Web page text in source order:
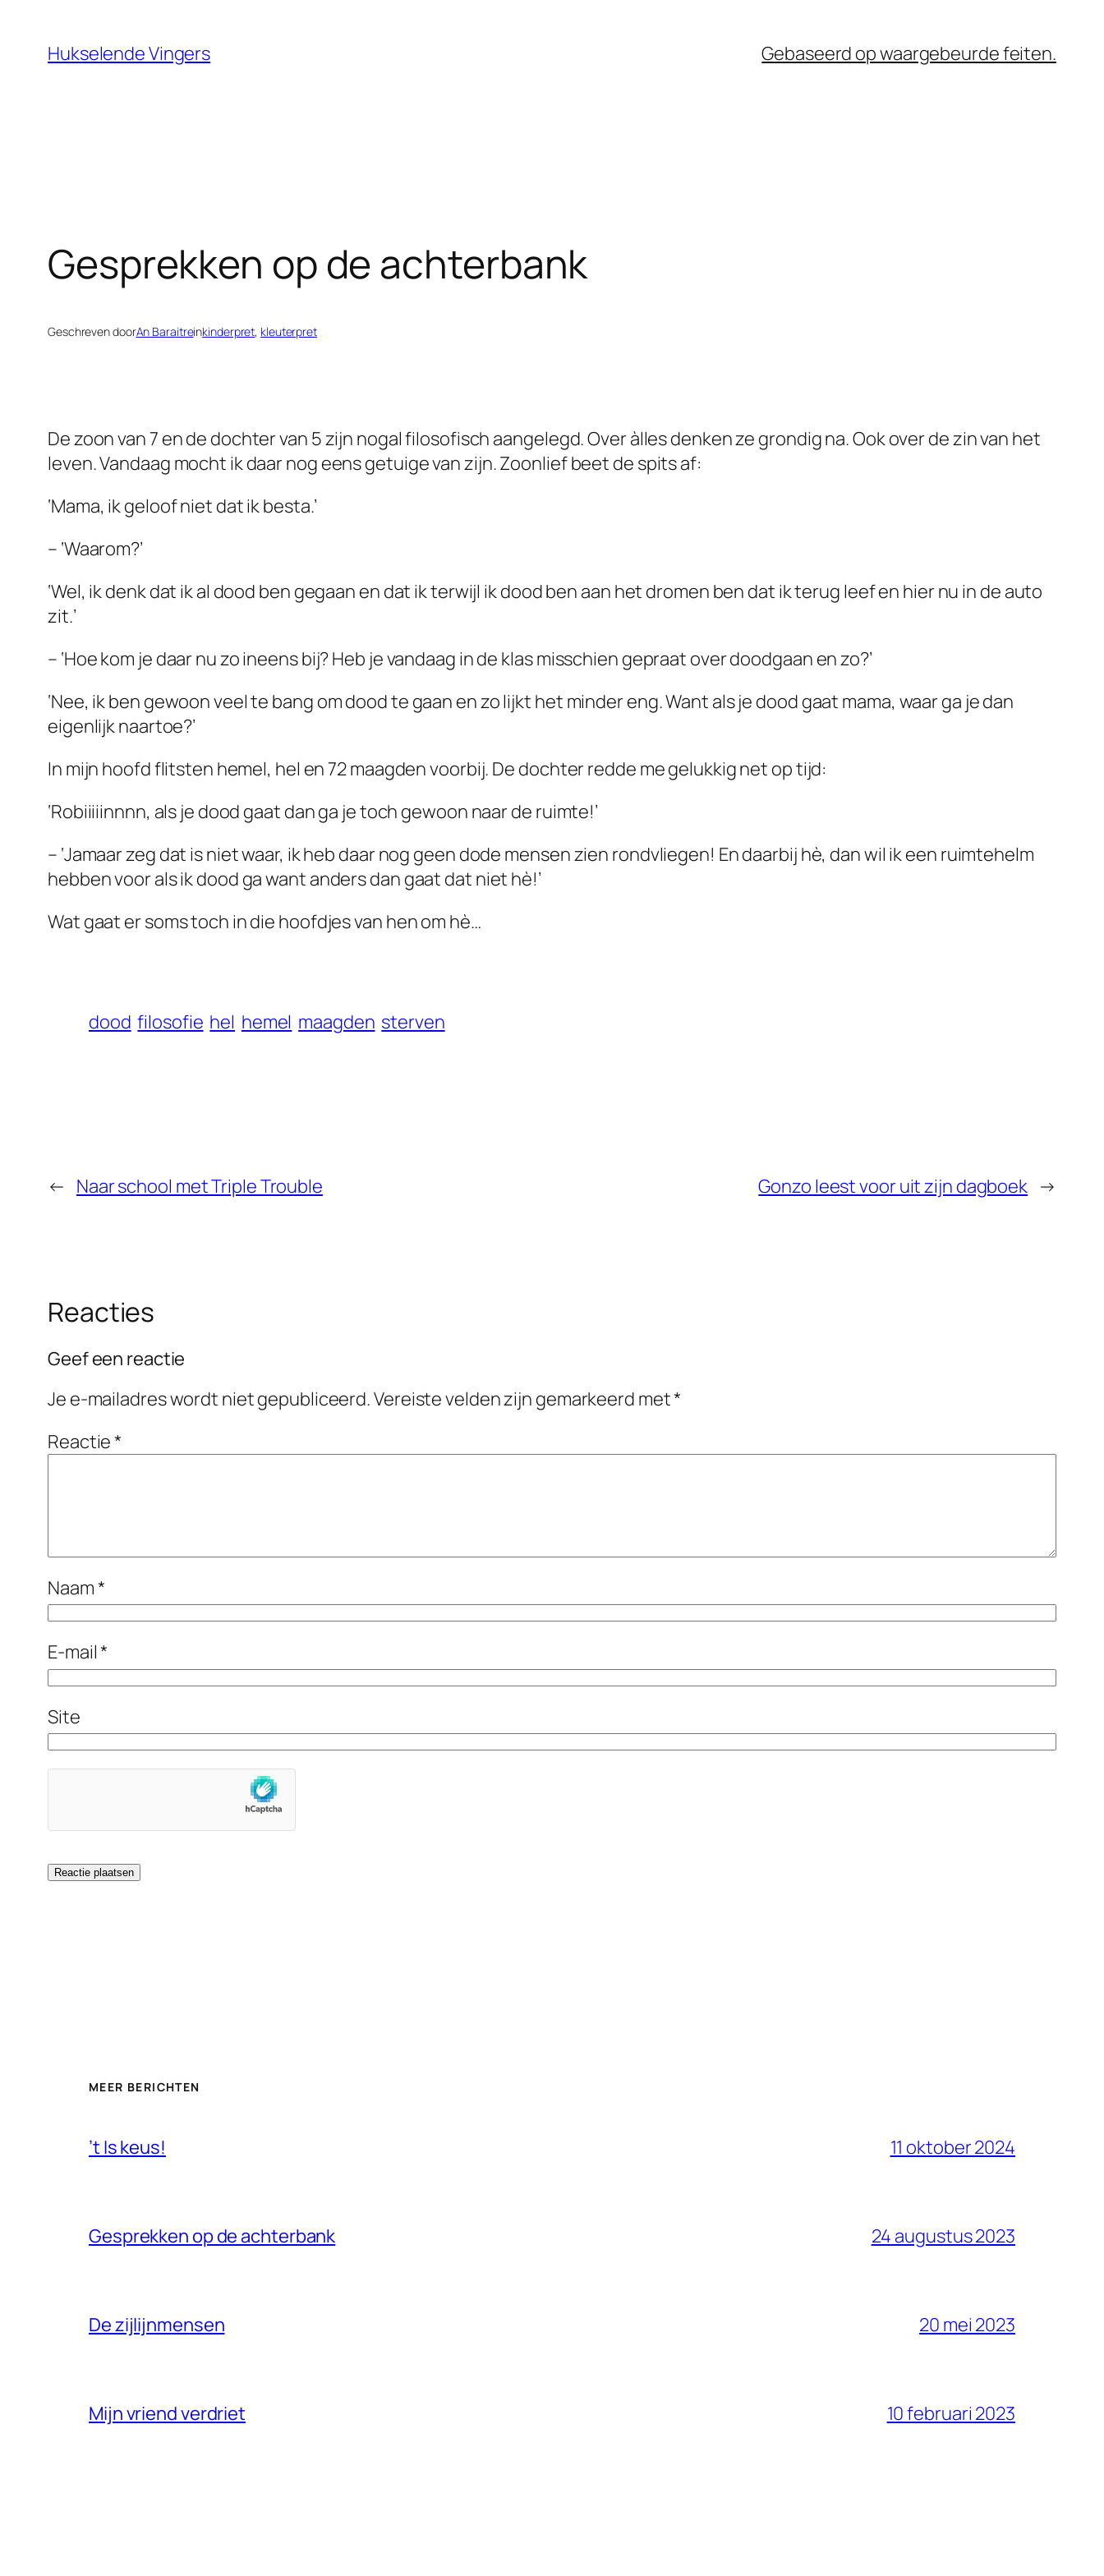
Hukselende Vingers Gebaseerd op waargebeurde feiten.
Gesprekken op de achterbank
Geschreven doorAn Baraitreinkinderpret, kleuterpret
De zoon van 7 en de dochter van 5 zijn nogal filosofisch aangelegd. Over àlles denken ze grondig na. Ook over de zin van het
leven. Vandaag mocht ik daar nog eens getuige van zijn. Zoonlief beet de spits af:
‘Mama, ik geloof niet dat ik besta.’
– ‘Waarom?’
‘Wel, ik denk dat ik al dood ben gegaan en dat ik terwijl ik dood ben aan het dromen ben dat ik terug leef en hier nu in de auto
zit.’
– ‘Hoe kom je daar nu zo ineens bij? Heb je vandaag in de klas misschien gepraat over doodgaan en zo?’
‘Nee, ik ben gewoon veel te bang om dood te gaan en zo lijkt het minder eng. Want als je dood gaat mama, waar ga je dan
eigenlijk naartoe?’
In mijn hoofd flitsten hemel, hel en 72 maagden voorbij. De dochter redde me gelukkig net op tijd:
‘Robiiiiinnnn, als je dood gaat dan ga je toch gewoon naar de ruimte!’
– ‘Jamaar zeg dat is niet waar, ik heb daar nog geen dode mensen zien rondvliegen! En daarbij hè, dan wil ik een ruimtehelm
hebben voor als ik dood ga want anders dan gaat dat niet hè!’
Wat gaat er soms toch in die hoofdjes van hen om hè…
dood filosofie hel hemel maagden sterven
← Naar school met Triple Trouble Gonzo leest voor uit zijn dagboek →
Reacties
Geef een reactie
Je e-mailadres wordt niet gepubliceerd.Vereiste velden zijn gemarkeerd met*
Reactie*
Naam*
E-mail*
Site
MEER BERICHTEN
’t Is keus! 11 oktober 2024
Gesprekken op de achterbank 24 augustus 2023
De zijlijnmensen 20 mei 2023
Mijn vriend verdriet 10 februari 2023